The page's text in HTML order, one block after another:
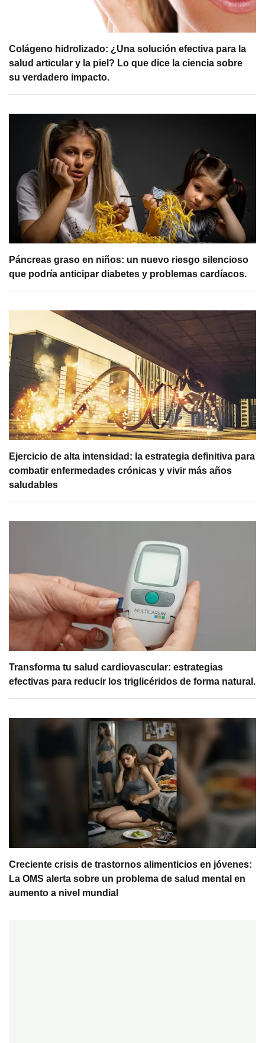
Colágeno hidrolizado: ¿Una solución efectiva para la
salud articular y la piel? Lo que dice la ciencia sobre
su verdadero impacto.
Páncreas graso en niños: un nuevo riesgo silencioso
que podría anticipar diabetes y problemas cardíacos.
Ejercicio de alta intensidad: la estrategia definitiva para
combatir enfermedades crónicas y vivir más años
saludables
Transforma tu salud cardiovascular: estrategias
efectivas para reducir los triglicéridos de forma natural.
Creciente crisis de trastornos alimenticios en jóvenes:
La OMS alerta sobre un problema de salud mental en
aumento a nivel mundial